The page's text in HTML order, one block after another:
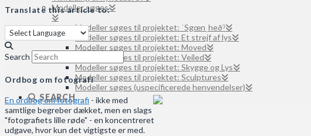
Modeller søges
Modeller søges til projektet: ˈSgœnˌheðˀ
Modeller søges til projektet: Et strejf af lys
Modeller søges til projektet: Moved
Modeller søges til projektet: Veiled
Modeller søges til projektet: Skygge og Lys
Modeller søges til projektet: Sculptures
Modeller søges (uspecificerede henvendelser)
SEARCH
Translate this article to:
Search
Ordbog om fotografi
En ordbog om fotografi - ikke med
samtlige begreber dækket, men en slags
"fotografiets lille røde" - en koncentreret
udgave, hvor kun det vigtigste er med.